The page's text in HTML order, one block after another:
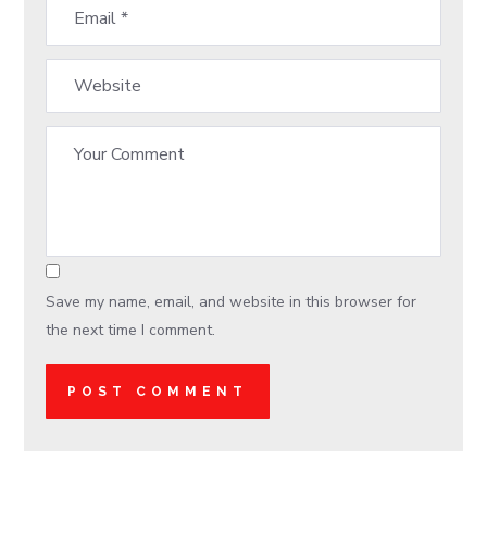
Save my name, email, and website in this browser for
the next time I comment.